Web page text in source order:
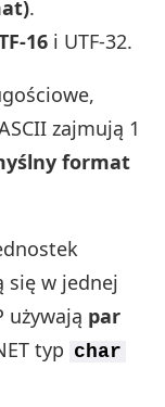
.
i UTF‑32.
zajmują 1
format
się w jednej
używają par
typ char